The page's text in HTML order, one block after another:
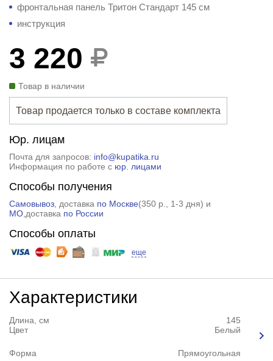
фронтальная панель Тритон Стандарт 145 см
инструкция
3 220
Товар в наличии
Товар продается только в составе комплекта
Юр. лицам
Почта для запросов: info@kupatika.ru
Информация по работе с юр. лицами
Способы получения
Самовывоз, доставка по Москве(350 р.
, 1-3 дня) и
МО,доставка по России
Способы оплаты
еще
Характеристики
Длина, см
145
Цвет
Белый
Форма Прямоугольная